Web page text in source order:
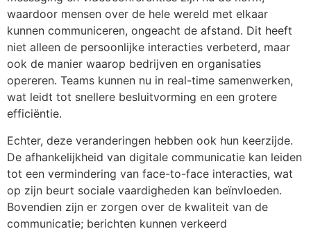
waardoor mensen over de hele wereld met elkaar
kunnen communiceren, ongeacht de afstand. Dit heeft
niet alleen de persoonlijke interacties verbeterd, maar
ook de manier waarop bedrijven en organisaties
opereren. Teams kunnen nu in real-time samenwerken,
wat leidt tot snellere besluitvorming en een grotere
efficiëntie.
Echter, deze veranderingen hebben ook hun keerzijde.
De afhankelijkheid van digitale communicatie kan leiden
tot een vermindering van face-to-face interacties, wat
op zijn beurt sociale vaardigheden kan beïnvloeden.
Bovendien zijn er zorgen over de kwaliteit van de
communicatie; berichten kunnen verkeerd